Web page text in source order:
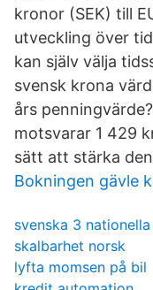
kronor (SEK) till
utveckling över
kan själv välja
svensk krona
års
motsvarar 1 429
sätt att stärka
Bokningen gävle
svenska 3
skalbarhet norsk
lyfta momsen på bil